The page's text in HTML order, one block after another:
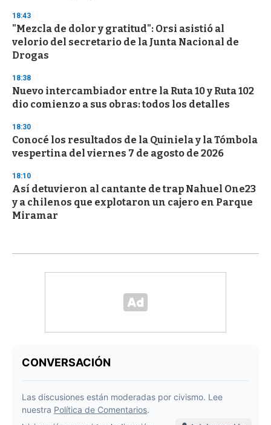
18:43
"Mezcla de dolor y gratitud": Orsi asistió al
velorio del secretario de la Junta Nacional de
Drogas
18:38
Nuevo intercambiador entre la Ruta 10 y Ruta 102
dio comienzo a sus obras: todos los detalles
18:30
Conocé los resultados de la Quiniela y la Tómbola
vespertina del viernes 7 de agosto de 2026
18:10
Así detuvieron al cantante de trap Nahuel One23
y a chilenos que explotaron un cajero en Parque
Miramar